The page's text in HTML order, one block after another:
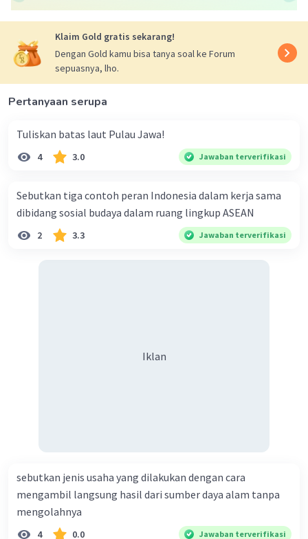
Klaim Gold gratis sekarang!
Dengan Gold kamu bisa tanya soal ke Forum
sepuasnya, lho.
Pertanyaan serupa
Tuliskan batas laut Pulau Jawa!
4 3.0 Jawaban terverifikasi
Sebutkan tiga contoh peran Indonesia dalam kerja sama
dibidang sosial budaya dalam ruang lingkup ASEAN
2 3.3 Jawaban terverifikasi
Iklan
sebutkan jenis usaha yang dilakukan dengan cara
mengambil langsung hasil dari sumber daya alam tanpa
mengolahnya
4 0.0 Jawaban terverifikasi